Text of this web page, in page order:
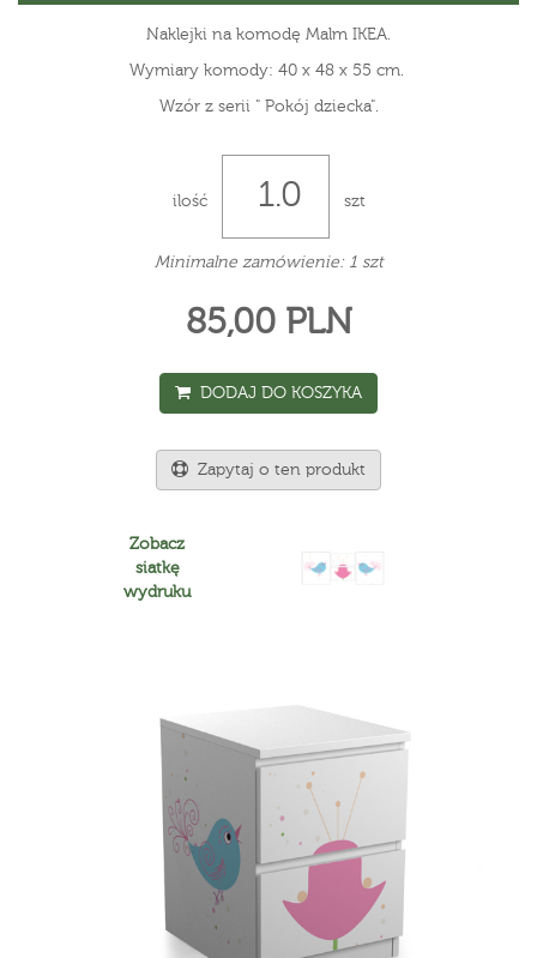
Naklejki na komodę Malm IKEA.
Wymiary komody: 40 x 48 x 55 cm.
Wzór z serii " Pokój dziecka".
ilość szt
Minimalne zamówienie: 1 szt
85,00 PLN
DODAJ DO KOSZYKA
Zapytaj o ten produkt
Zobacz
siatkę
wydruku